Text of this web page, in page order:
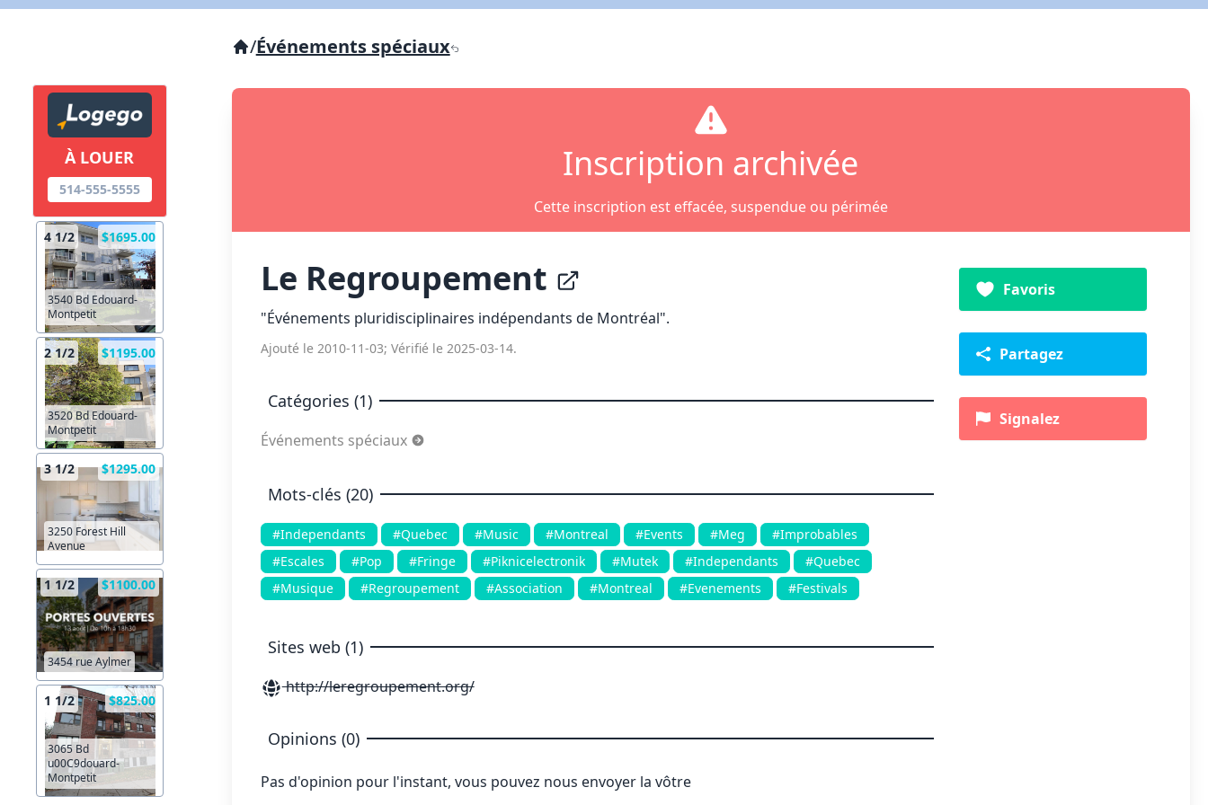
À LOUER
514-555-5555
4 1/2 $1695.00
3540 Bd Edouard-
Montpetit
2 1/2 $1195.00
3520 Bd Edouard-
Montpetit
3 1/2 $1295.00
3250 Forest Hill
Avenue
1 1/2 $1100.00
3454 rue Aylmer
1 1/2 $825.00
3065 Bd
u00C9douard-
Montpetit
/Événements spéciaux
Inscription archivée
Cette inscription est effacée, suspendue ou périmée
Le Regroupement
"Événements pluridisciplinaires indépendants de Montréal".
Ajouté le 2010-11-03; Vérifié le 2025-03-14.
Catégories (1)
Événements spéciaux
Mots-clés (20)
#Independants #Quebec #Music #Montreal #Events #Meg
#Improbables
#Escales
#Pop #Fringe #Piknicelectronik #Mutek #Independants
#Quebec
#Musique
#Regroupement #Association #Montreal #Evenements #Festivals
Sites web (1)
http://leregroupement.org/
Opinions (0)
Pas d'opinion pour l'instant, vous pouvez nous envoyer la vôtre
Favoris
Partagez
Signalez